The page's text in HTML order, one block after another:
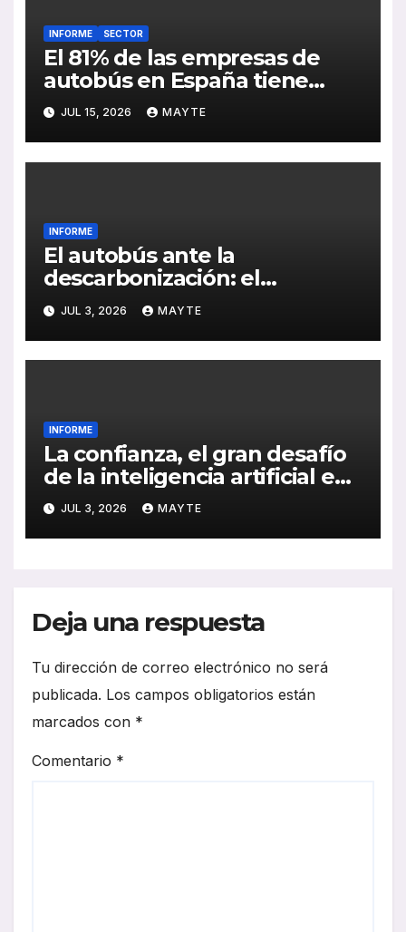
INFORME SECTOR
El 81% de las empresas de
autobús en España tiene
serias dificultades para
encontrar conductores
JUL 15, 2026 MAYTE
INFORME
El autobús ante la
descarbonización: el
biometano y la electrificación
lideran el cambio, según
GASNAM
JUL 3, 2026 MAYTE
INFORME
La confianza, el gran desafío
de la inteligencia artificial en
el transporte público
JUL 3, 2026 MAYTE
Deja una respuesta
Tu dirección de correo electrónico no será
publicada. Los campos obligatorios están
marcados con *
Comentario *